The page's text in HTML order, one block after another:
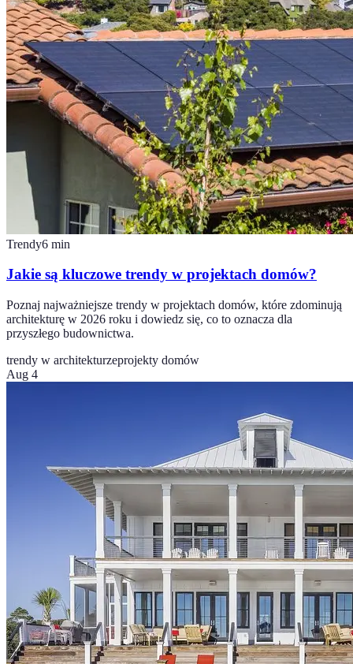
Trendy6 min
Jakie są kluczowe trendy w projektach domów?
Poznaj najważniejsze trendy w projektach domów, które zdominują
architekturę w 2026 roku i dowiedz się, co to oznacza dla
przyszłego budownictwa.
trendy w architekturzeprojekty domów
Aug 4